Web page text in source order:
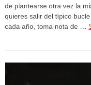
de plantearse otra vez la
quieres salir del típico
cada año, toma nota de …